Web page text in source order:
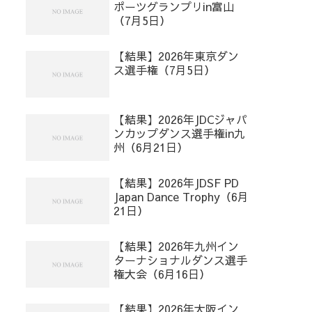
ポーツグランプリin富山
（7月5日）
【結果】2026年東京ダン
ス選手権（7月5日）
【結果】2026年JDCジャパ
ンカップダンス選手権in九
州（6月21日）
【結果】2026年JDSF PD
Japan Dance Trophy（6月
21日）
【結果】2026年九州イン
ターナショナルダンス選手
権大会（6月16日）
【結果】2026年大阪イン